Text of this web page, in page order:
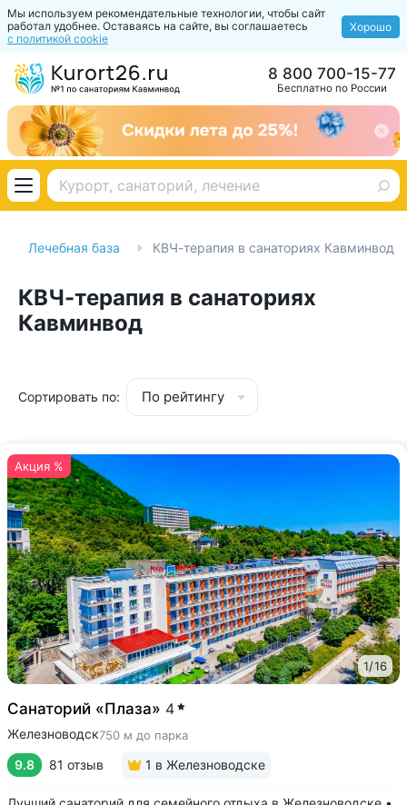
Мы используем рекомендательные технологии, чтобы сайт
работал удобнее. Оставаясь на сайте, вы соглашаетесь
с политикой cookie
Хорошо
Бесплатно по России
8 800 700-15-77
Лечебная база КВЧ-терапия в санаториях Кавминвод
КВЧ-терапия в санаториях
Кавминвод
Сортировать по: По рейтингу
Акция %
1/16
Санаторий «Плаза» 4
Железноводск750 м до парка
9.8 81 отзыв 1 в Железноводске